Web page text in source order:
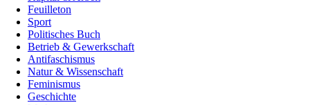
Feuilleton
Sport
Politisches Buch
Betrieb & Gewerkschaft
Antifaschismus
Natur & Wissenschaft
Feminismus
Geschichte